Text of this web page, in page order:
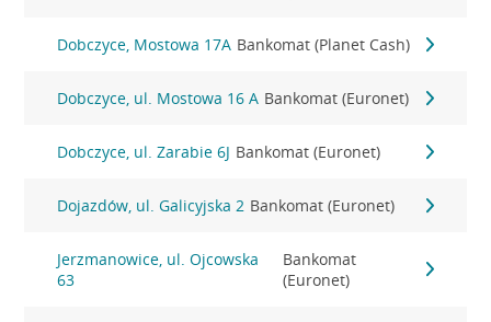
Dobczyce, Mostowa 17A Bankomat (Planet Cash)
Dobczyce, ul. Mostowa 16 A Bankomat (Euronet)
Dobczyce, ul. Zarabie 6J Bankomat (Euronet)
Dojazdów, ul. Galicyjska 2 Bankomat (Euronet)
Jerzmanowice, ul. Ojcowska
63
Bankomat
(Euronet)